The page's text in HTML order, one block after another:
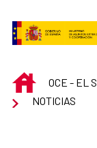
INICIOOCE - EL
NOTICIAS